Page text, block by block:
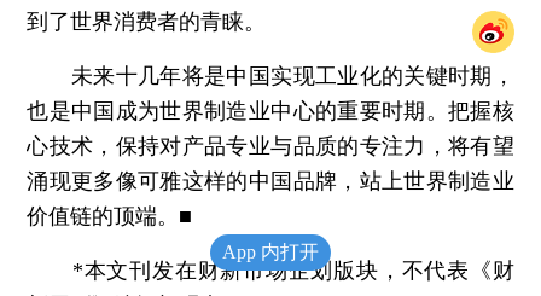
到了世界消费者的青睐。
未来十几年将是中国实现工业化的关键时期，
也是中国成为世界制造业中心的重要时期。把握核
心技术，保持对产品专业与品质的专注力，将有望
涌现更多像可雅这样的中国品牌，站上世界制造业
价值链的顶端。■
*本文刊发在财新市场企划版块，不代表《财
App 内打开